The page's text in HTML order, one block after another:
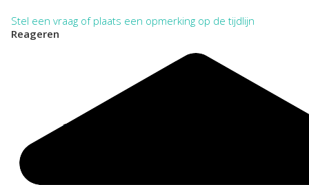
Stel een vraag of plaats een opmerking op de tijdlijn
Reageren